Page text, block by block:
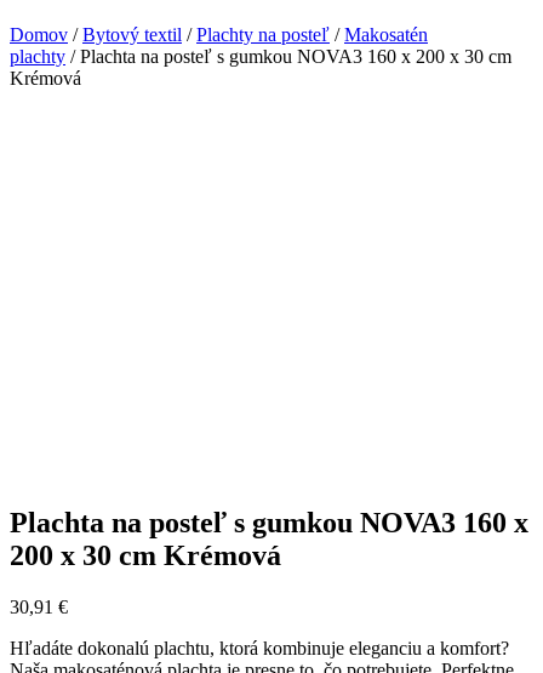
Domov /Bytový textil /Plachty na posteľ /Makosatén
plachty / Plachta na posteľ s gumkou NOVA3 160 x 200 x 30 cm
Krémová
Plachta na posteľ s gumkou NOVA3 160 x
200 x 30 cm Krémová
30,91 €
Hľadáte dokonalú plachtu, ktorá kombinuje eleganciu a komfort?